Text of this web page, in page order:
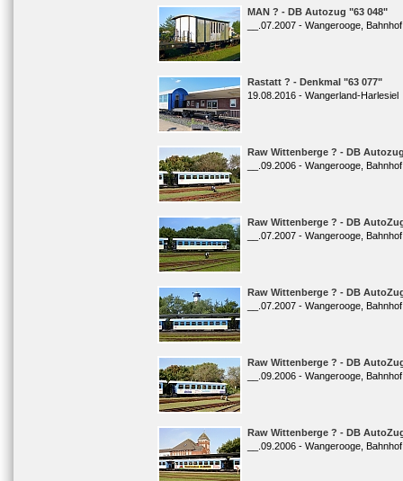
MAN ? - DB Autozug "63 048"
__.07.2007 - Wangerooge, Bahnhof
Rastatt ? - Denkmal "63 077"
19.08.2016 - Wangerland-Harlesiel
Raw Wittenberge ? - DB
__.09.2006 - Wangerooge, Bahnhof
Raw Wittenberge ? - DB
__.07.2007 - Wangerooge, Bahnhof
Raw Wittenberge ? - DB
__.07.2007 - Wangerooge, Bahnhof
Raw Wittenberge ? - DB
__.09.2006 - Wangerooge, Bahnhof
Raw Wittenberge ? - DB
__.09.2006 - Wangerooge, Bahnhof